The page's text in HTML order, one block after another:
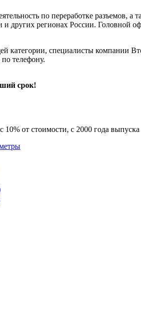
по переработке разъемов,
других регионах России. Головной
категории, специалисты компании
телефону.
срок!
от стоимости, c 2000 года